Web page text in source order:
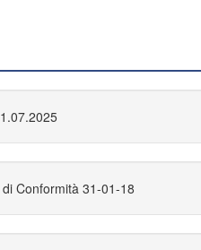
Conformità 31-01-18